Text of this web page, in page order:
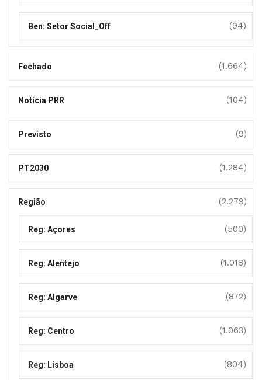
Ben: Setor Social_Off (94)
Fechado (1.664)
Notícia PRR (104)
Previsto (9)
PT2030 (1.284)
Região (2.279)
Reg: Açores (500)
Reg: Alentejo (1.018)
Reg: Algarve (872)
Reg: Centro (1.063)
Reg: Lisboa (804)